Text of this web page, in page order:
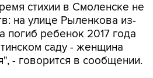
стихии в Смоленске не
на улице Рыленкова из-
погиб ребенок 2017 года
саду - женщина
- говорится в сообщении.